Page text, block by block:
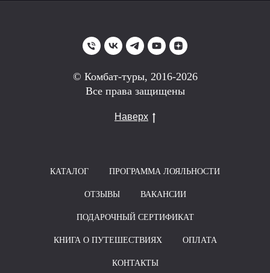
© Комбат-туры, 2016-2026
Все права защищены
Наверх
КАТАЛОГ ПРОГРАММА ЛОЯЛЬНОСТИ
ОТЗЫВЫ ВАКАНСИИ
ПОДАРОЧНЫЙ СЕРТИФИКАТ
КНИГА О ПУТЕШЕСТВИЯХ ОПЛАТА
КОНТАКТЫ